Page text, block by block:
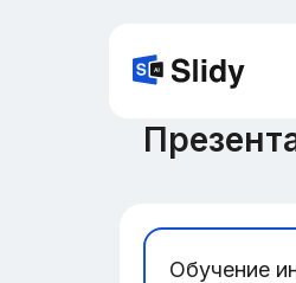
Обучение